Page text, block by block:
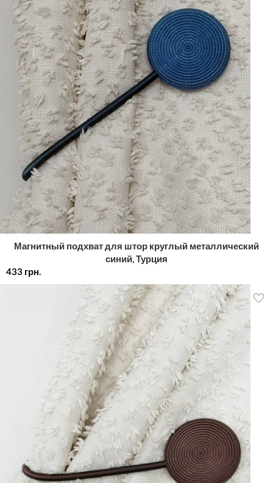
Магнитный подхват для штор круглый металлический
синий, Турция
433 грн.